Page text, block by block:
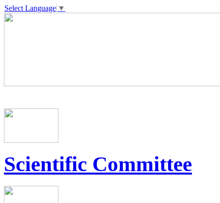
Select Language ▼
Scientific Committee